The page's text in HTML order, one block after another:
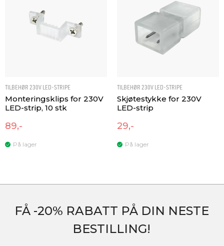
TILBEHØR 230V LED-STRIPE
Monteringsklips for 230V
LED-strip, 10 stk
89,-
På lager
TILBEHØR 230V LED-STRIPE
Skjøtestykke for 230V
LED-strip
29,-
På lager
FÅ -20% RABATT PÅ DIN NESTE
BESTILLING!